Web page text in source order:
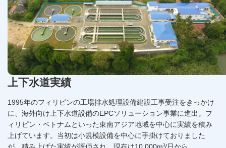
上下水道実績
1995年のフィリピンの工場排水処理設備建設工事受注をきっかけ
に、海外向け上下水道設備のEPCソリューション事業に進出。フ
ィリピン・ベトナムといった東南アジア地域を中心に実績を積み
上げています。当初は小規模設備を中心に手掛けておりました
3